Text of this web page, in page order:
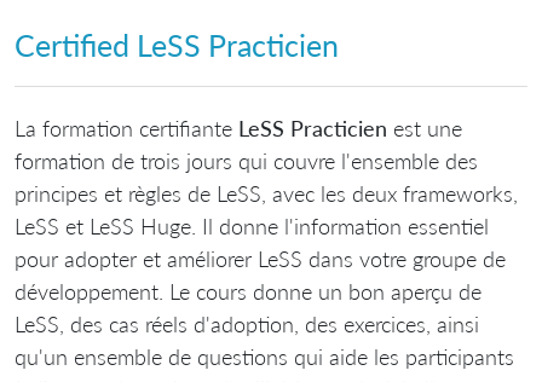
Certified LeSS Practicien
La formation certifiante LeSS Practicien est une
formation de trois jours qui couvre l'ensemble des
principes et règles de LeSS, avec les deux frameworks,
LeSS et LeSS Huge. Il donne l'information essentiel
pour adopter et améliorer LeSS dans votre groupe de
développement. Le cours donne un bon aperçu de
LeSS, des cas réels d'adoption, des exercices, ainsi
qu'un ensemble de questions qui aide les participants